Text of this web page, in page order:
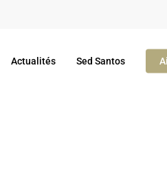
Actualités Sed Santos